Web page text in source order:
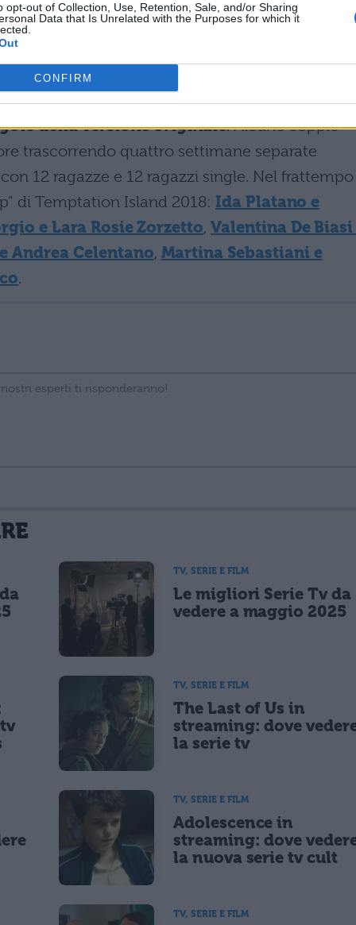
opt-out of Collection, Use, Retention, Sale, and/or Sharing
Data that Is Unrelated with the Purposes for which it
CONFIRM
Leggete:Temptation Island: quali coppie sono
le regole
della versione originale. Alcune coppie
trascorrendo quattro settimane separate
12 ragazze e 12 ragazzi single. Nel frattempo
di Temptation Island 2018: Ida Platano e
e Lara Rosie Zorzetto,Valentina De Biasi
Andrea Celentano, Martina Sebastiani e
.
cookie salvi i tuoi dati (nome, email) per il prossimo commento.
di marketing diretto con modalità automatizzate o tradizionali
TV, SERIE E FILM
Le migliori Serie Tv da
vedere a maggio 2025
TV, SERIE E FILM
The Last of Us in
streaming: dove
la serie tv
TV, SERIE E FILM
Adolescence in
streaming: dove
la nuova serie tv cult
TV, SERIE E FILM